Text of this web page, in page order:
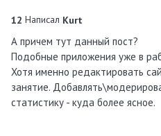
12 Написал Kurt
А причем тут данный пост?
Подобные приложения уже в
Хотя именно редактировать
занятие.
статистику - куда более ясное.